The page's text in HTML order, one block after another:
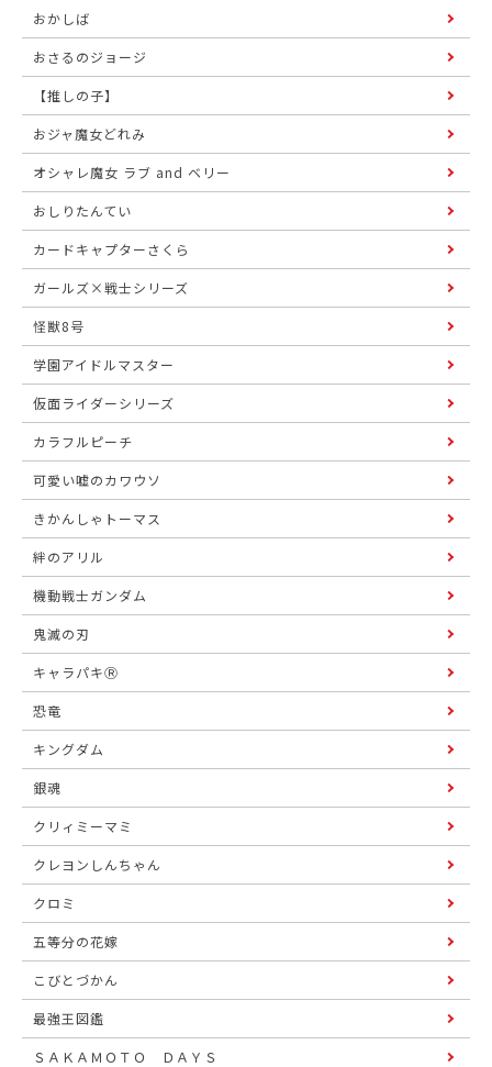
おかしば
おさるのジョージ
【推しの子】
おジャ魔女どれみ
オシャレ魔女 ラブ and ベリー
おしりたんてい
カードキャプターさくら
ガールズ×戦士シリーズ
怪獣8号
学園アイドルマスター
仮面ライダーシリーズ
カラフルピーチ
可愛い嘘のカワウソ
きかんしゃトーマス
絆のアリル
機動戦士ガンダム
鬼滅の刃
キャラパキⓇ
恐竜
キングダム
銀魂
クリィミーマミ
クレヨンしんちゃん
クロミ
五等分の花嫁
こびとづかん
最強王図鑑
ＳＡＫＡＭＯＴＯ ＤＡＹＳ